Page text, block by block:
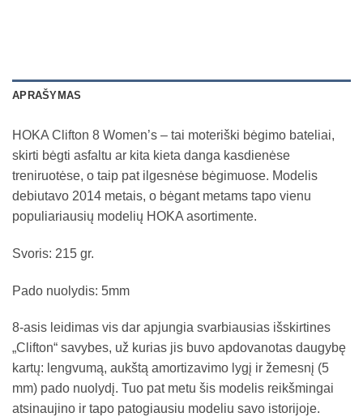
APRAŠYMAS
HOKA Clifton 8 Women’s – tai moteriški bėgimo bateliai,
skirti bėgti asfaltu ar kita kieta danga kasdienėse
treniruotėse, o taip pat ilgesnėse bėgimuose. Modelis
debiutavo 2014 metais, o bėgant metams tapo vienu
populiariausių modelių HOKA asortimente.
Svoris: 215 gr.
Pado nuolydis: 5mm
8-asis leidimas vis dar apjungia svarbiausias išskirtines
„Clifton“ savybes, už kurias jis buvo apdovanotas daugybę
kartų: lengvumą, aukštą amortizavimo lygį ir žemesnį (5
mm) pado nuolydį. Tuo pat metu šis modelis reikšmingai
atsinaujino ir tapo patogiausiu modeliu savo istorijoje.